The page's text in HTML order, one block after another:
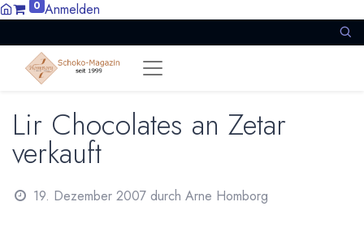
0 Anmelden
Lir Chocolates an Zetar
verkauft
19. Dezember 2007 durch Arne Homborg